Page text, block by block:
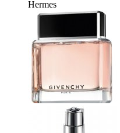
Hermes